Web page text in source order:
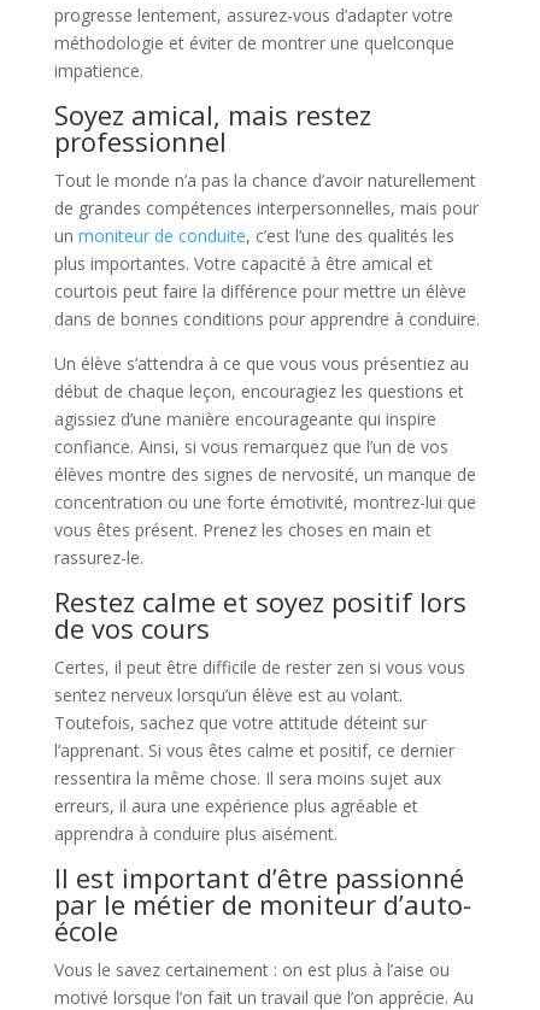
progresse lentement, assurez-vous d’adapter votre
méthodologie et éviter de montrer une quelconque
impatience.
Soyez amical, mais restez
professionnel
Tout le monde n’a pas la chance d’avoir naturellement
de grandes compétences interpersonnelles, mais pour
un moniteur de conduite, c’est l’une des qualités les
plus importantes. Votre capacité à être amical et
courtois peut faire la différence pour mettre un élève
dans de bonnes conditions pour apprendre à conduire.
Un élève s’attendra à ce que vous vous présentiez au
début de chaque leçon, encouragiez les questions et
agissiez d’une manière encourageante qui inspire
confiance. Ainsi, si vous remarquez que l’un de vos
élèves montre des signes de nervosité, un manque de
concentration ou une forte émotivité, montrez-lui que
vous êtes présent. Prenez les choses en main et
rassurez-le.
Restez calme et soyez positif lors
de vos cours
Certes, il peut être difficile de rester zen si vous vous
sentez nerveux lorsqu’un élève est au volant.
Toutefois, sachez que votre attitude déteint sur
l’apprenant. Si vous êtes calme et positif, ce dernier
ressentira la même chose. Il sera moins sujet aux
erreurs, il aura une expérience plus agréable et
apprendra à conduire plus aisément.
Il est important d’être passionné
par le métier de moniteur d’auto-
école
Vous le savez certainement : on est plus à l’aise ou
motivé lorsque l’on fait un travail que l’on apprécie. Au